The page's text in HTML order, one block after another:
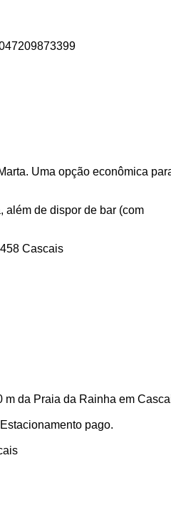
Uma opção econômica
além de dispor de bar (com
Cascais
m da Praia da Rainha em
pago.